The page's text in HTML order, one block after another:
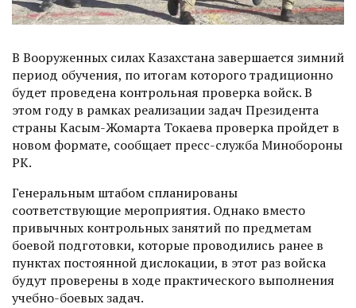
В Вооруженных силах Казахстана завершается зимний
период обучения, по итогам которого традиционно
будет проведена контрольная проверка войск. В
этом году в рамках реализации задач Президента
страны Касым-Жомарта Токаева проверка пройдет в
новом формате, сообщает пресс-служба Минобороны
РК.
Генеральным штабом спланированы
соответствующие мероприятия. Однако вместо
привычных контрольных занятий по предметам
боевой подготовки, которые проводились ранее в
пунктах постоянной дислокации, в этот раз войска
будут проверены в ходе практического выполнения
учебно-боевых задач.